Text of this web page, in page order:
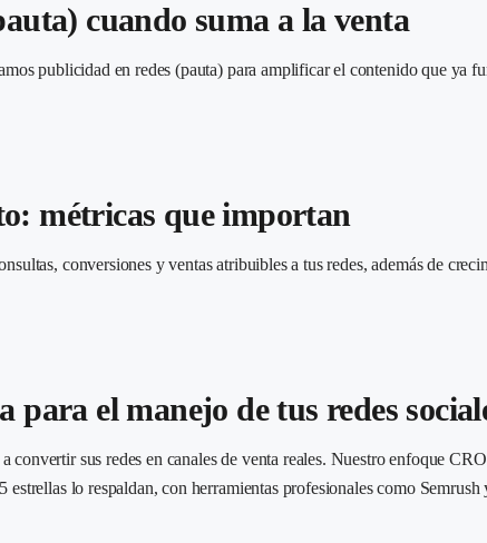
cuando suma a la venta
publicidad en redes (pauta) para amplificar el contenido que ya
métricas que importan
conversiones y ventas atribuibles a tus redes, además de
para el manejo de tus redes
convertir sus redes en canales de venta reales. Nuestro enfoque
estrellas lo respaldan, con herramientas profesionales como